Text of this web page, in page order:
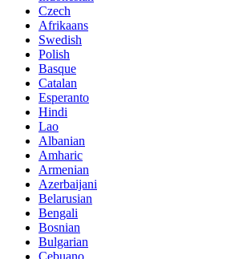
Czech
Afrikaans
Swedish
Polish
Basque
Catalan
Esperanto
Hindi
Lao
Albanian
Amharic
Armenian
Azerbaijani
Belarusian
Bengali
Bosnian
Bulgarian